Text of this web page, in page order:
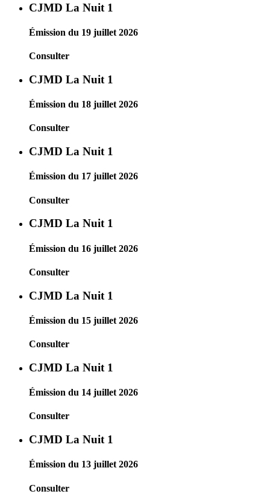
CJMD La Nuit 1
Émission du 19 juillet 2026
Consulter
CJMD La Nuit 1
Émission du 18 juillet 2026
Consulter
CJMD La Nuit 1
Émission du 17 juillet 2026
Consulter
CJMD La Nuit 1
Émission du 16 juillet 2026
Consulter
CJMD La Nuit 1
Émission du 15 juillet 2026
Consulter
CJMD La Nuit 1
Émission du 14 juillet 2026
Consulter
CJMD La Nuit 1
Émission du 13 juillet 2026
Consulter